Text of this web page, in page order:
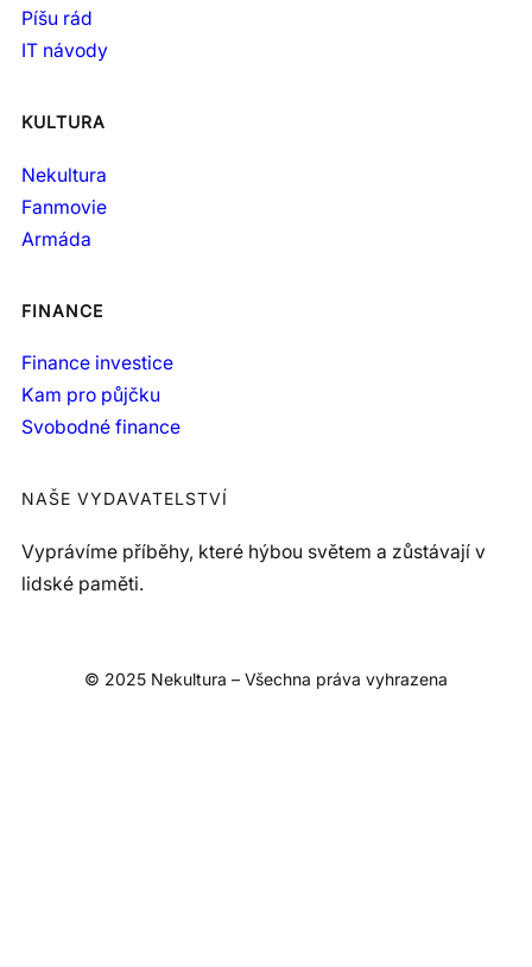
Píšu rád
IT návody
KULTURA
Nekultura
Fanmovie
Armáda
FINANCE
Finance investice
Kam pro půjčku
Svobodné finance
NAŠE VYDAVATELSTVÍ
Vyprávíme příběhy, které hýbou světem a zůstávají v
lidské paměti.
© 2025 Nekultura – Všechna práva vyhrazena